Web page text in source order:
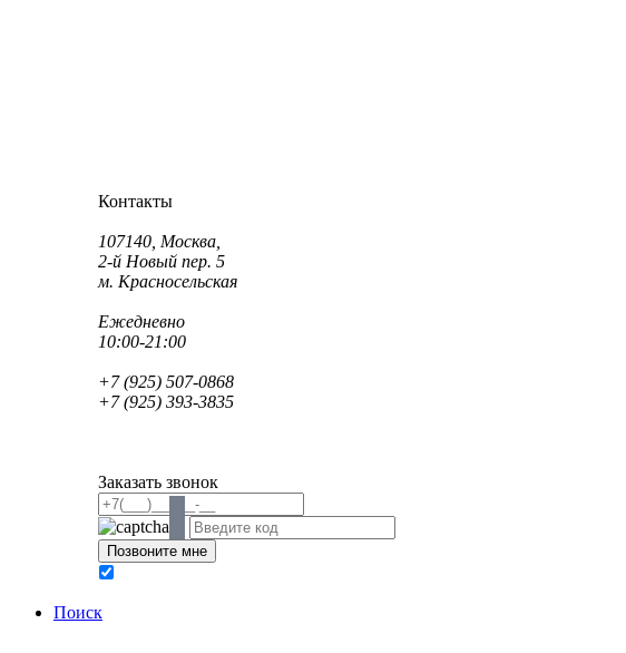
Контакты
107140, Москва,
2-й Новый пер. 5
м. Красносельская
Ежедневно
10:00-21:00
+7 (925) 507-0868
+7 (925) 393-3835
Заказать звонок
Поиск